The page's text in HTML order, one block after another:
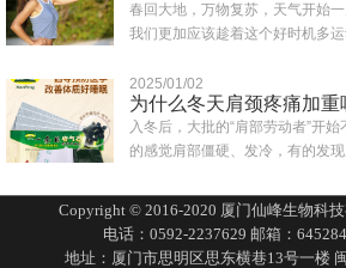
春回大地，万物复苏，天气开始
我们更加应该趁着这个好时机多
2025/01/02
为什么冬天肩颈疼痛加重
入冬后，大批的“肩部劳动者”开
的感觉肩部僵硬、发冷，有的发
Copyright © 2016-2020 厦门仙峰生物科
电话：0592-2237629 邮箱：
地址：厦门市思明区思东横巷13号一楼